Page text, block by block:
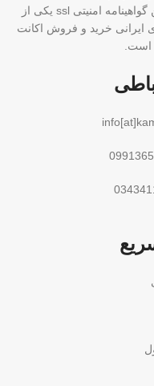
الکترونیکی،مجوز پرداخت امن و همچنین گواهینامه امنیتی ssl یکی از
ایرانی خرید و فروش اکانت
است.